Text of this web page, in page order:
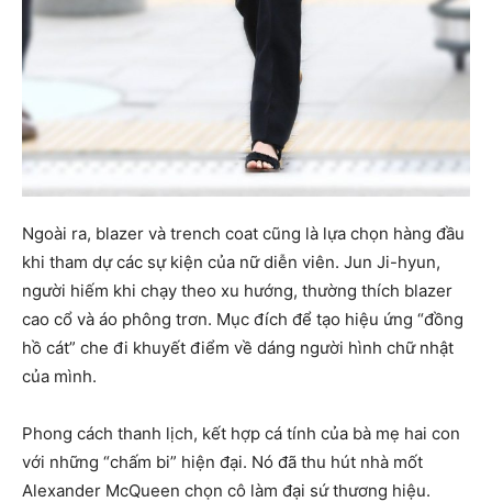
Ngoài ra, blazer và trench coat cũng là lựa chọn hàng đầu
khi tham dự các sự kiện của nữ diễn viên. Jun Ji-hyun,
người hiếm khi chạy theo xu hướng, thường thích blazer
cao cổ và áo phông trơn. Mục đích để tạo hiệu ứng “đồng
hồ cát” che đi khuyết điểm về dáng người hình chữ nhật
của mình.
Phong cách thanh lịch, kết hợp cá tính của bà mẹ hai con
với những “chấm bi” hiện đại. Nó đã thu hút nhà mốt
Alexander McQueen chọn cô làm đại sứ thương hiệu.